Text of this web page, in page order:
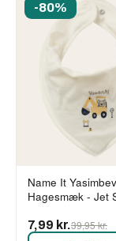
-80%
Name It
Hagesmæk - Jet
7,99 kr.39,95 kr.